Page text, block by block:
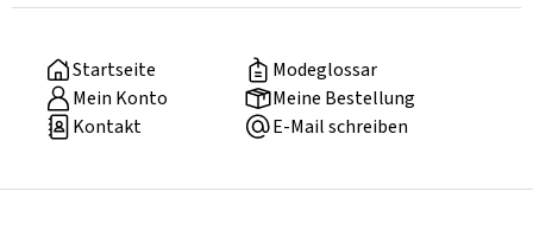
Startseite
Modeglossar
Mein Konto
Meine Bestellung
Kontakt
E-Mail schreiben